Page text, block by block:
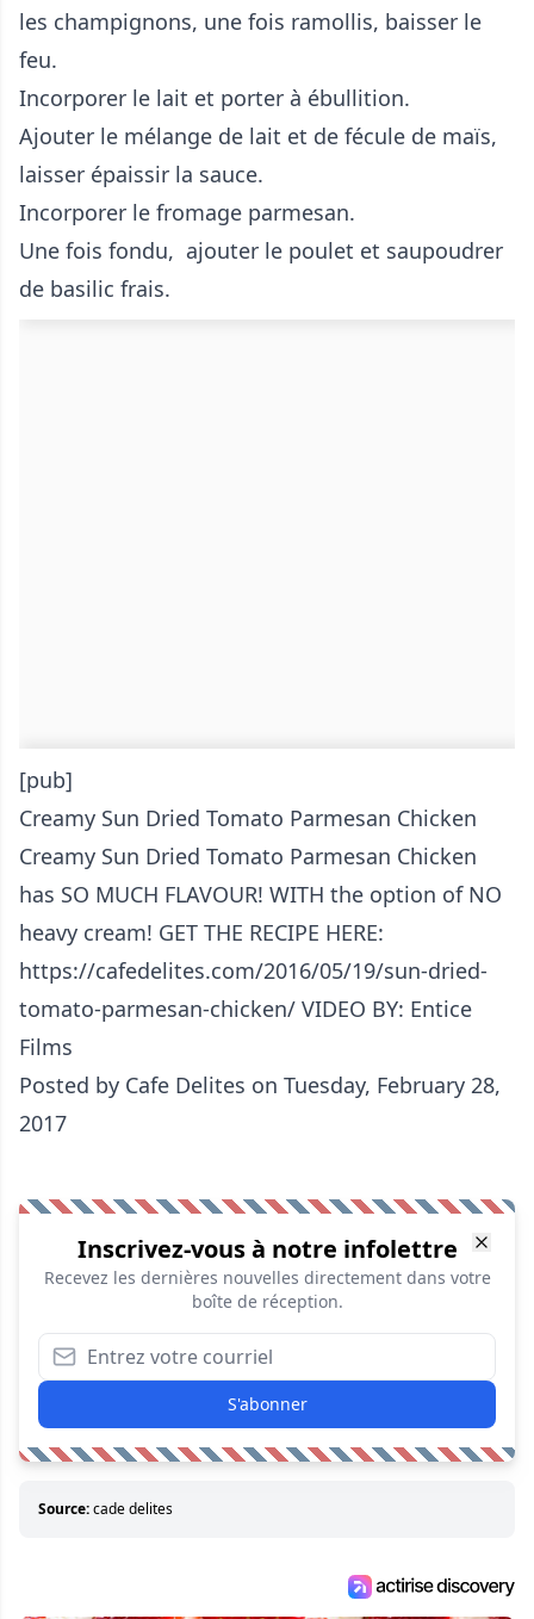
les champignons, une fois ramollis, baisser le
feu.
Incorporer le lait et porter à ébullition.
Ajouter le mélange de lait et de fécule de maïs,
laisser épaissir la sauce.
Incorporer le fromage parmesan.
Une fois fondu, ajouter le poulet et saupoudrer
de basilic frais.
[pub]
Creamy Sun Dried Tomato Parmesan Chicken
Creamy Sun Dried Tomato Parmesan Chicken
has SO MUCH FLAVOUR! WITH the option of NO
heavy cream! GET THE RECIPE HERE:
https://cafedelites.com/2016/05/19/sun-dried-
tomato-parmesan-chicken/ VIDEO BY: Entice
Films
Posted by Cafe Delites on Tuesday, February 28,
2017
Inscrivez-vous à notre infolettre
Recevez les dernières nouvelles directement dans votre
boîte de réception.
S'abonner
Source:cade delites